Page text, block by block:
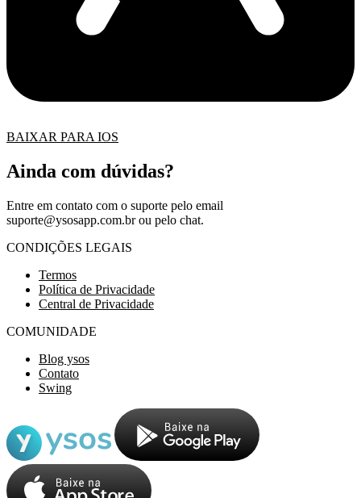
BAIXAR PARA IOS
Ainda com dúvidas?
Entre em contato com o suporte pelo email
suporte@ysosapp.com.brou pelo chat.
CONDIÇÕES LEGAIS
Termos
Política de Privacidade
Central de Privacidade
COMUNIDADE
Blog ysos
Contato
Swing